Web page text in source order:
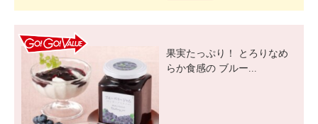
果実たっぷり！ とろりなめ
らか食感の ブルー...